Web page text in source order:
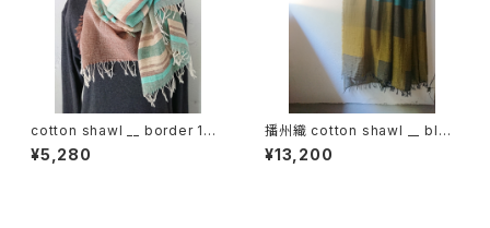
cotton shawl __ border 160
湧水w
¥5,280
播州織 cotton shawl __ bloc
k 220-120 秋水GK
¥13,200